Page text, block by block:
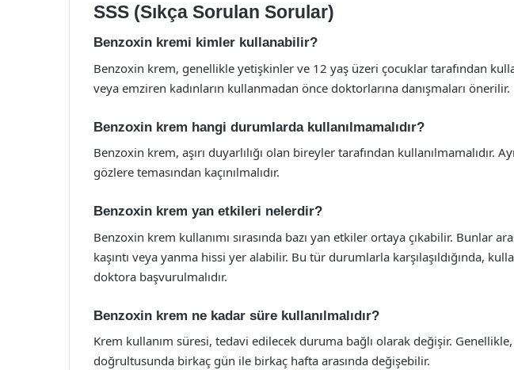
SSS (Sıkça Sorulan Sorular)
Benzoxin kremi kimler kullanabilir?
Benzoxin krem, genellikle yetişkinler ve 12 yaş üzeri çocuklar tarafından
veya emziren kadınların kullanmadan önce doktorlarına danışmaları önerilir.
Benzoxin krem hangi durumlarda kullanılmamalıdır?
Benzoxin krem, aşırı duyarlılığı olan bireyler tarafından kullanılmamalıdır.
gözlere temasından kaçınılmalıdır.
Benzoxin krem yan etkileri nelerdir?
Benzoxin krem kullanımı sırasında bazı yan etkiler ortaya çıkabilir. Bunlar
kaşıntı veya yanma hissi yer alabilir. Bu tür durumlarla karşılaşıldığında,
doktora başvurulmalıdır.
Benzoxin krem ne kadar süre kullanılmalıdır?
Krem kullanım süresi, tedavi edilecek duruma bağlı olarak değişir.
doğrultusunda birkaç gün ile birkaç hafta arasında değişebilir.